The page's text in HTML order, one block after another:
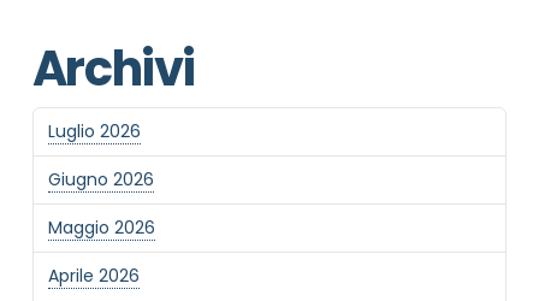
Archivi
Luglio 2026
Giugno 2026
Maggio 2026
Aprile 2026